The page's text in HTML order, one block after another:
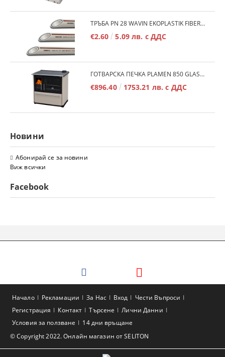
ТРЪБА PN 28 WAVIN EKOPLASTIK FIBER BASALT PLUS - 3М/БР.
€2.60 5.09 лв. с ДДС
ГОТВАРСКА ПЕЧКА PLAMEN 850 GLAS 11KW
€896.40 1753.21 лв. с ДДС
Новини
Абонирай се за новини
Виж всички
Facebook
© Copyright 2022. Онлайн магазин от SELITON
Начало Рекламации За Нас Вход
Чести Въпроси
Регистрация
Контакт Търсене
Лични Данни
Условия за ползване
14 дни връщане